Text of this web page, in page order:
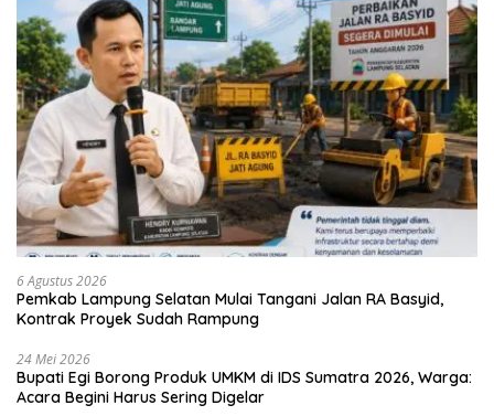
6 Agustus 2026
Pemkab Lampung Selatan Mulai Tangani Jalan RA Basyid,
Kontrak Proyek Sudah Rampung
24 Mei 2026
Bupati Egi Borong Produk UMKM di IDS Sumatra 2026, Warga:
Acara Begini Harus Sering Digelar